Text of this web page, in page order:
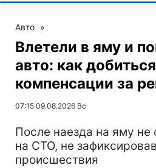
Авто »
Влетели в яму и
авто: как добиться
компенсации за
07:15 09.08.2026 Вс
После наезда на яму не
на СТО, не
происшествия